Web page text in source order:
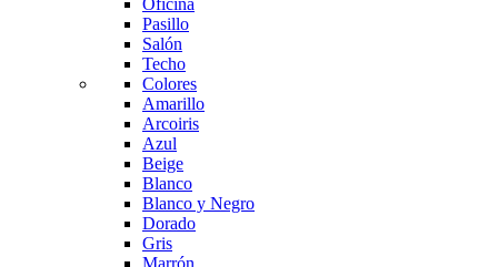
Oficina
Pasillo
Salón
Techo
Colores
Amarillo
Arcoiris
Azul
Beige
Blanco
Blanco y Negro
Dorado
Gris
Marrón